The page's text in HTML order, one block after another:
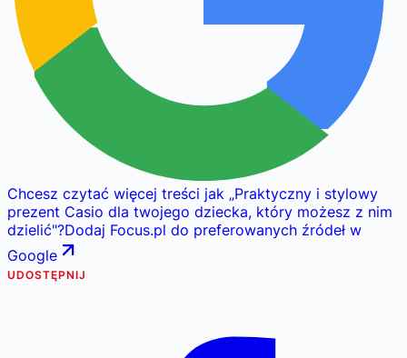
Chcesz czytać więcej treści jak „Praktyczny i stylowy
prezent Casio dla twojego dziecka, który możesz z nim
dzielić"?Dodaj Focus.pl do preferowanych źródeł w
Google
UDOSTĘPNIJ